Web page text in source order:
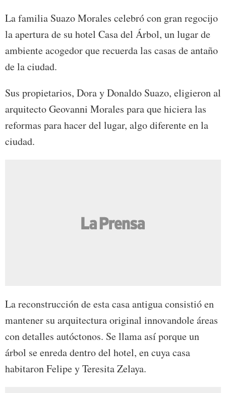
La familia Suazo Morales celebró con gran regocijo
la apertura de su hotel Casa del Árbol, un lugar de
ambiente acogedor que recuerda las casas de antaño
de la ciudad.
Sus propietarios, Dora y Donaldo Suazo, eligieron al
arquitecto Geovanni Morales para que hiciera las
reformas para hacer del lugar, algo diferente en la
ciudad.
La reconstrucción de esta casa antigua consistió en
mantener su arquitectura original innovandole áreas
con detalles autóctonos. Se llama así porque un
árbol se enreda dentro del hotel, en cuya casa
habitaron Felipe y Teresita Zelaya.